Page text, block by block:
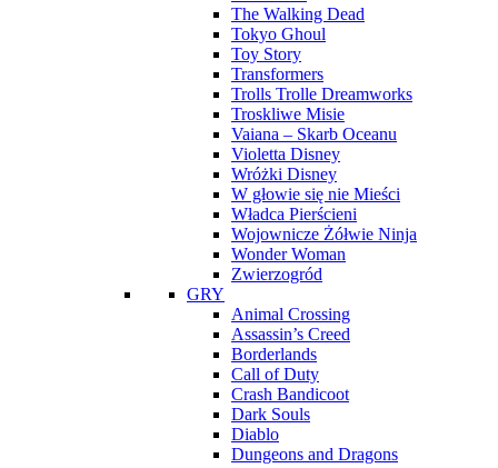
The Walking Dead
Tokyo Ghoul
Toy Story
Transformers
Trolls Trolle Dreamworks
Troskliwe Misie
Vaiana – Skarb Oceanu
Violetta Disney
Wróżki Disney
W głowie się nie Mieści
Władca Pierścieni
Wojownicze Żółwie Ninja
Wonder Woman
Zwierzogród
GRY
Animal Crossing
Assassin’s Creed
Borderlands
Call of Duty
Crash Bandicoot
Dark Souls
Diablo
Dungeons and Dragons